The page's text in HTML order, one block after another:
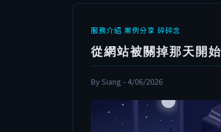
服務介紹 案例分享 碎碎念
從網站被關掉那天開
By Siang - 4/06/2026